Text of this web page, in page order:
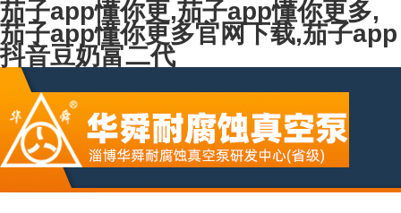
茄子app懂你更,茄子app懂你更多,
茄子app懂你更多官网下载,茄子app
抖音豆奶富二代